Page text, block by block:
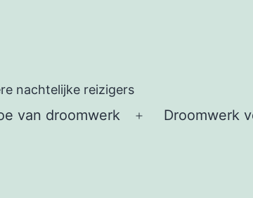
nachtelijke reizigers
van droomwerk
Open
Droomwerk